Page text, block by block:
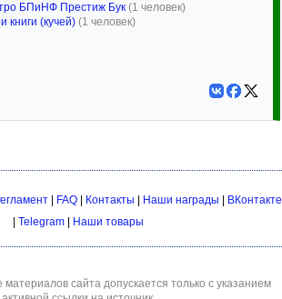
БПиНФ Престиж Бук (1 человек)
книги (кучей) (1 человек)
| FAQ| Контакты Наши награды
ВКонтакте
Telegram Наши товары
сайта допускается только с указанием